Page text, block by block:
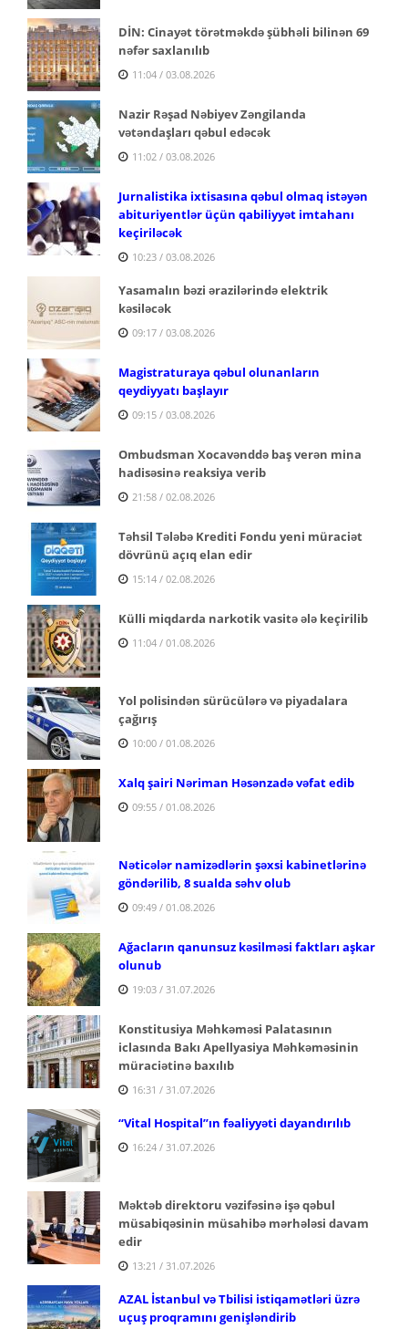
DİN: Cinayət törətməkdə şübhəli bilinən 69
nəfər saxlanılıb
11:04 / 03.08.2026
Nazir Rəşad Nəbiyev Zəngilanda
vətəndaşları qəbul edəcək
11:02 / 03.08.2026
Jurnalistika ixtisasına qəbul olmaq istəyən
abituriyentlər üçün qabiliyyət imtahanı
keçiriləcək
10:23 / 03.08.2026
Yasamalın bəzi ərazilərində elektrik
kəsiləcək
09:17 / 03.08.2026
Magistraturaya qəbul olunanların
qeydiyyatı başlayır
09:15 / 03.08.2026
Ombudsman Xocavənddə baş verən mina
hadisəsinə reaksiya verib
21:58 / 02.08.2026
Təhsil Tələbə Krediti Fondu yeni müraciət
dövrünü açıq elan edir
15:14 / 02.08.2026
Külli miqdarda narkotik vasitə ələ keçirilib
11:04 / 01.08.2026
Yol polisindən sürücülərə və piyadalara
çağırış
10:00 / 01.08.2026
Xalq şairi Nəriman Həsənzadə vəfat edib
09:55 / 01.08.2026
Nəticələr namizədlərin şəxsi kabinetlərinə
göndərilib, 8 sualda səhv olub
09:49 / 01.08.2026
Ağacların qanunsuz kəsilməsi faktları aşkar
olunub
19:03 / 31.07.2026
Konstitusiya Məhkəməsi Palatasının
iclasında Bakı Apellyasiya Məhkəməsinin
müraciətinə baxılıb
16:31 / 31.07.2026
“Vital Hospital”ın fəaliyyəti dayandırılıb
16:24 / 31.07.2026
Məktəb direktoru vəzifəsinə işə qəbul
müsabiqəsinin müsahibə mərhələsi davam
edir
13:21 / 31.07.2026
AZAL İstanbul və Tbilisi istiqamətləri üzrə
uçuş proqramını genişləndirib